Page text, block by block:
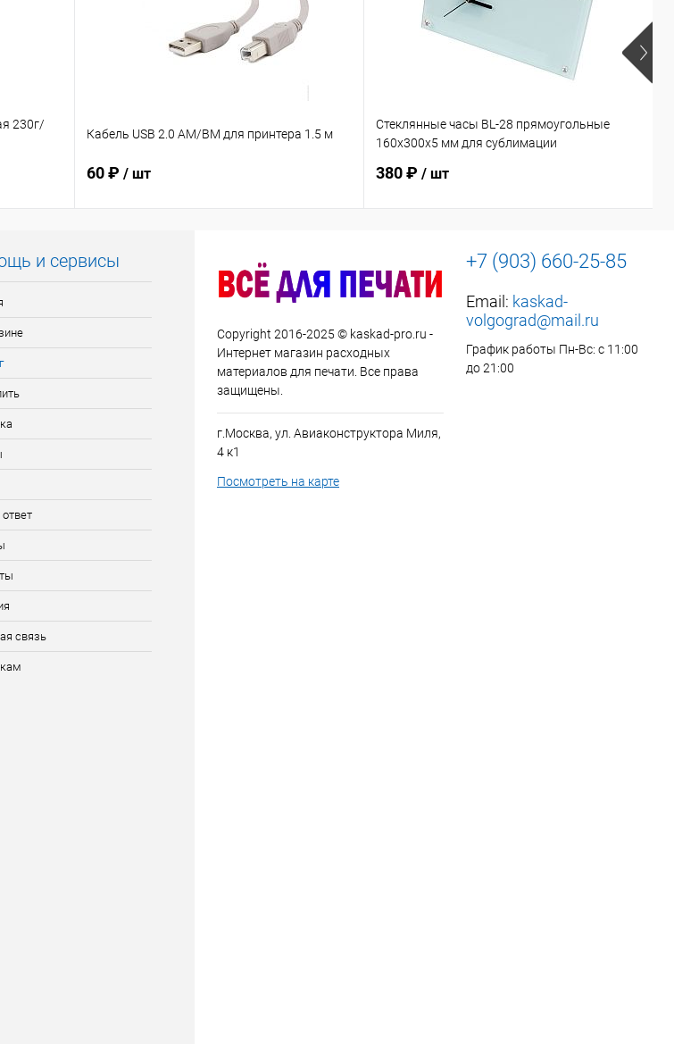
230г/
Кабель USB 2.0 AM/BM для принтера 1.5 м
60 ₽ / шт
Стеклянные часы BL-28 прямоугольные
160х300х5 мм для сублимации
380 ₽ / шт
и сервисы
связь
Copyright 2016-2025 © kaskad-pro.ru -
Интернет магазин расходных
материалов для печати. Все права
защищены.
г.Москва, ул. Авиаконструктора Миля,
4 к1
Посмотреть на карте
+7 (903) 660-25-85
Email: kaskad-
volgograd@mail.ru
График работы Пн-Вс: с 11:00
до 21:00